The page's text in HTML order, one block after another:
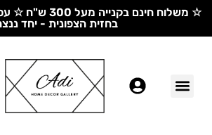
☆ משלוח חינם
בחזית הצפונית - יחד